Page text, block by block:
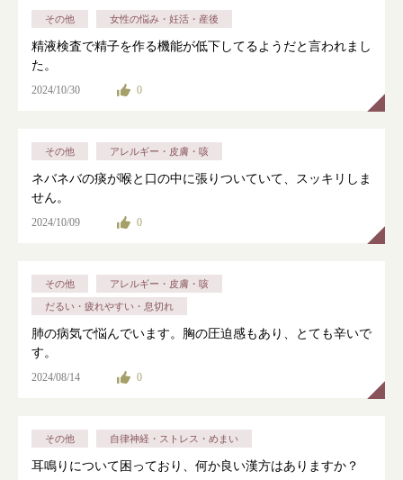
その他 女性の悩み・妊活・産後
精液検査で精子を作る機能が低下してるようだと言われまし
た。
2024/10/30 0
その他 アレルギー・皮膚・咳
ネバネバの痰が喉と口の中に張りついていて、スッキリしま
せん。
2024/10/09 0
その他 アレルギー・皮膚・咳
だるい・疲れやすい・息切れ
肺の病気で悩んでいます。胸の圧迫感もあり、とても辛いで
す。
2024/08/14 0
その他 自律神経・ストレス・めまい
耳鳴りについて困っており、何か良い漢方はありますか？